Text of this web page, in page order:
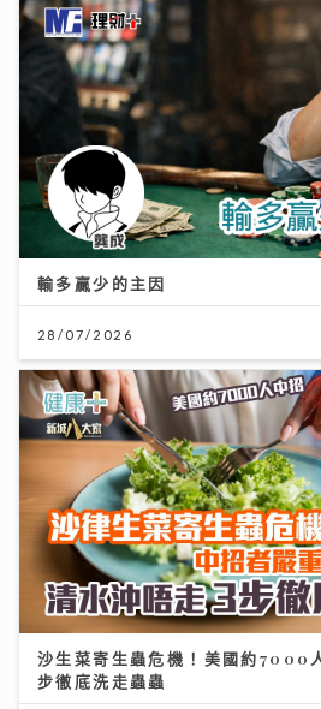
輸多贏少的主因
28/07/2026
沙生菜寄生蟲危機！美國約7000
步徹底洗走蟲蟲